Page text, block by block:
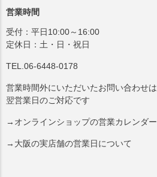
営業時間
受付：平日10:00～16:00
定休日：土・日・祝日
TEL.06-6448-0178
営業時間外にいただいたお問い合わせは
翌営業日のご対応です
→オンラインショップの営業カレンダー
→大阪の実店舗の営業日について